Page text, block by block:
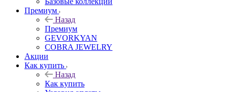
Премиум
Назад
Премиум
GEVORKYAN
COBRA JEWELRY
Акции
Как купить
Назад
Как купить